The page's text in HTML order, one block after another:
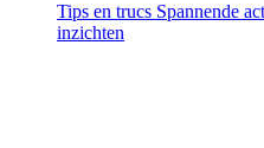
Tips en trucs Spannende
inzichten